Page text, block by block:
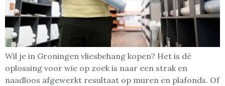
Wil je in Groningen vliesbehang kopen? Het is dé
oplossing voor wie op zoek is naar een strak en
naadloos afgewerkt resultaat op muren en plafonds. Of